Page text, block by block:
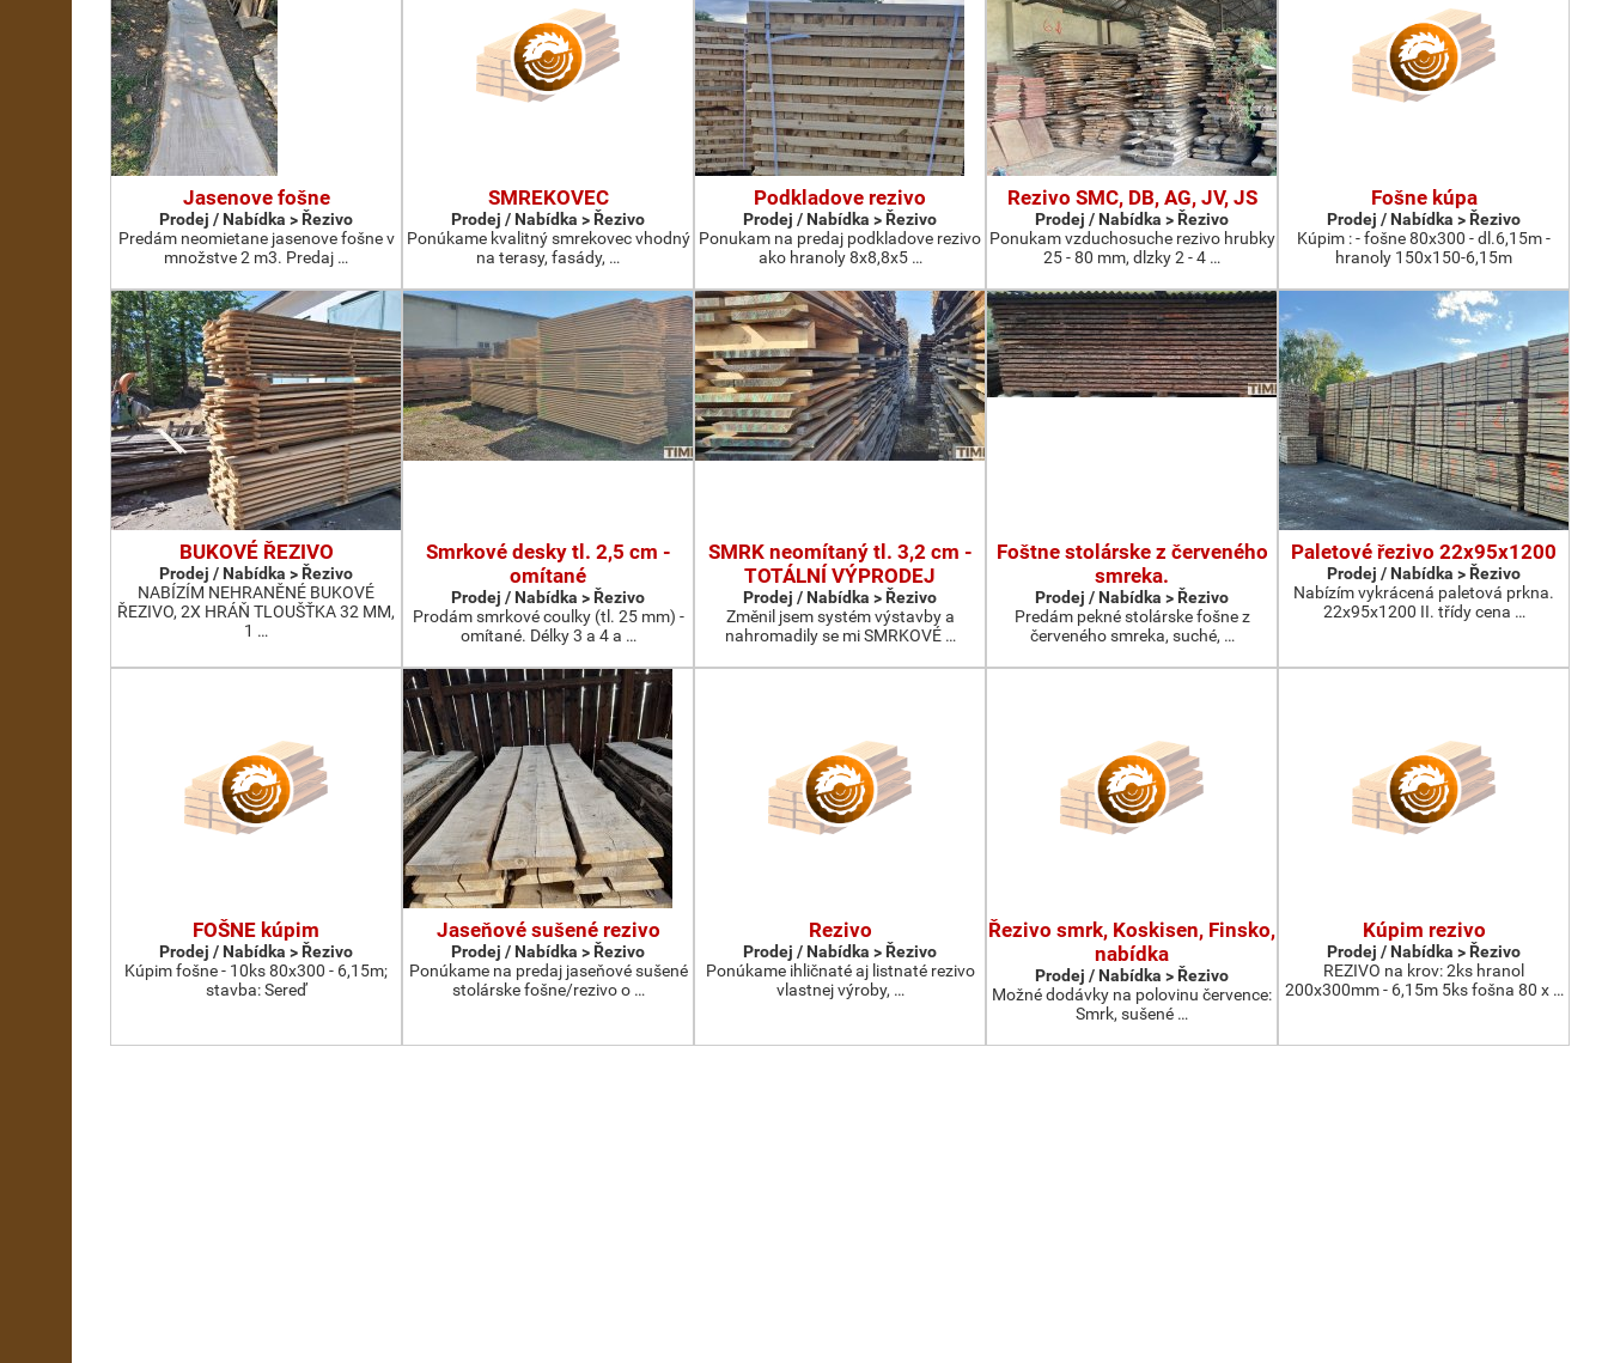
Jasenove fošne
Prodej / Nabídka > Řezivo
Predám neomietane jasenove fošne v
množstve 2 m3. Predaj …
SMREKOVEC
Prodej / Nabídka > Řezivo
Ponúkame kvalitný smrekovec vhodný
na terasy, fasády, …
Podkladove rezivo
Prodej / Nabídka > Řezivo
Ponukam na predaj podkladove rezivo
ako hranoly 8x8,8x5 …
Rezivo SMC, DB, AG, JV, JS
Prodej / Nabídka > Řezivo
Ponukam vzduchosuche rezivo hrubky
25 - 80 mm, dlzky 2 - 4 …
Fošne kúpa
Prodej / Nabídka > Řezivo
Kúpim : - fošne 80x300 - dl.6,15m -
hranoly 150x150-6,15m
BUKOVÉ ŘEZIVO
Prodej / Nabídka > Řezivo
NABÍZÍM NEHRANĚNÉ BUKOVÉ
ŘEZIVO, 2X HRÁŇ TLOUŠŤKA 32 MM,
1 …
Smrkové desky tl. 2,5 cm -
omítané
Prodej / Nabídka > Řezivo
Prodám smrkové coulky (tl. 25 mm) -
omítané. Délky 3 a 4 a …
SMRK neomítaný tl. 3,2 cm -
TOTÁLNÍ VÝPRODEJ
Prodej / Nabídka > Řezivo
Změnil jsem systém výstavby a
nahromadily se mi SMRKOVÉ …
Foštne stolárske z červeného
smreka.
Prodej / Nabídka > Řezivo
Predám pekné stolárske fošne z
červeného smreka, suché, …
Paletové řezivo 22x95x1200
Prodej / Nabídka > Řezivo
Nabízím vykrácená paletová prkna.
22x95x1200 II. třídy cena …
FOŠNE kúpim
Prodej / Nabídka > Řezivo
Kúpim fošne - 10ks 80x300 - 6,15m;
stavba: Sereď
Jaseňové sušené rezivo
Prodej / Nabídka > Řezivo
Ponúkame na predaj jaseňové sušené
stolárske fošne/rezivo o …
Rezivo
Prodej / Nabídka > Řezivo
Ponúkame ihličnaté aj listnaté rezivo
vlastnej výroby, …
Řezivo smrk, Koskisen, Finsko,
nabídka
Prodej / Nabídka > Řezivo
Možné dodávky na polovinu července:
Smrk, sušené …
Kúpim rezivo
Prodej / Nabídka > Řezivo
REZIVO na krov: 2ks hranol
200x300mm - 6,15m 5ks fošna 80 x …